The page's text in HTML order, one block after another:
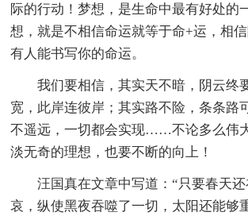
际的行动！梦想，是生命中最有好处的
想，就是不相信命运就等于命+运，相
有人能书写你的命运。
我们要相信，其实天不暗，阴云终
宽，此岸连彼岸；其实路不险，条条路
不遥远，一切都会实现……不论多么伟
淡无奇的理想，也要不断的向上！
汪国真在文章中写道：“只要春天
哀，纵使黑夜吞噬了一切，太阳还能够